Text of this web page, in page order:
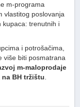
m-programa
vlastitog poslovanja
kupaca: trenutnih i
i potrošačima,
više biti posmatrana
m-maloprodaje
BH tržištu